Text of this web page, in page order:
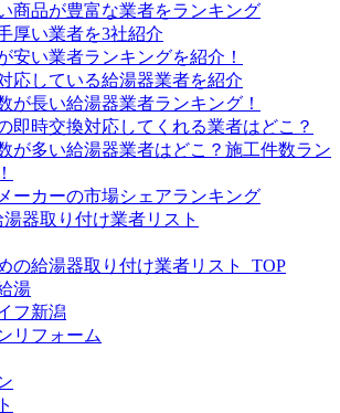
商品が豊富な業者をランキング
厚い業者を3社紹介
安い業者ランキングを紹介！
応している給湯器業者を紹介
が長い給湯器業者ランキング！
即時交換対応してくれる業者はどこ？
が多い給湯器業者はどこ？施工件数ラン
ーカーの市場シェアランキング
器取り付け業者リスト
の給湯器取り付け業者リスト_TOP
湯
フ新潟
リフォーム